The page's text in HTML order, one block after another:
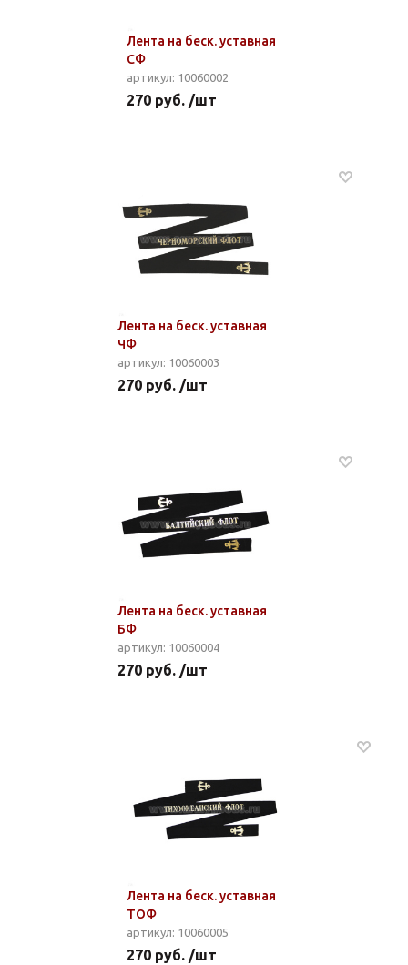
Лента на беск. уставная
СФ
артикул: 10060002
270 руб. /шт
Лента на беск. уставная
ЧФ
артикул: 10060003
270 руб. /шт
Лента на беск. уставная
БФ
артикул: 10060004
270 руб. /шт
Лента на беск. уставная
ТОФ
артикул: 10060005
270 руб. /шт